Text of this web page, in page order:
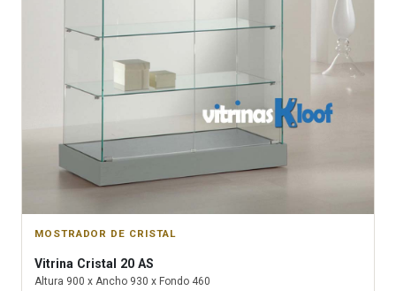
MOSTRADOR DE CRISTAL
Vitrina Cristal 20 AS
Altura 900 x Ancho 930 x Fondo 460